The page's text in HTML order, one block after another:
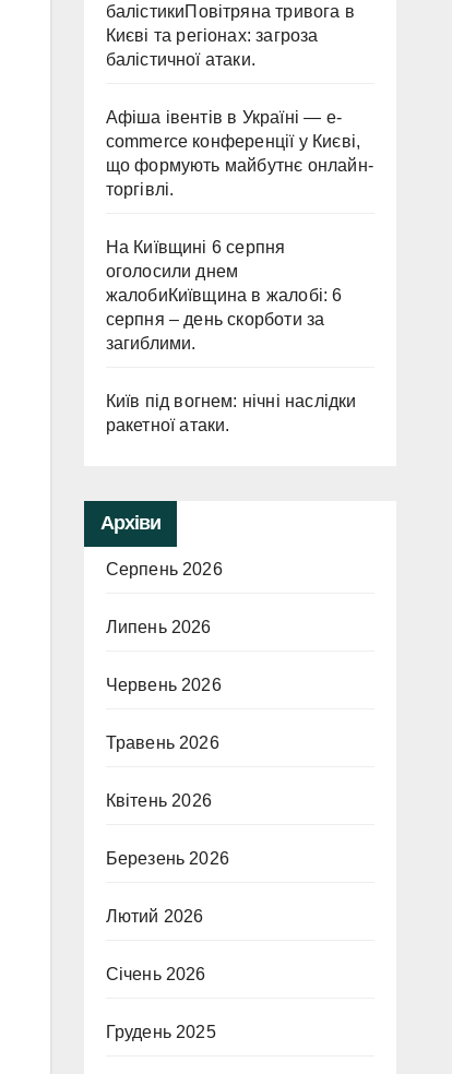
балістикиПовітряна тривога в
Києві та регіонах: загроза
балістичної атаки.
Афіша івентів в Україні — e-
commerce конференції у Києві,
що формують майбутнє онлайн-
торгівлі.
На Київщині 6 серпня
оголосили днем
жалобиКиївщина в жалобі: 6
серпня – день скорботи за
загиблими.
Київ під вогнем: нічні наслідки
ракетної атаки.
Архіви
Серпень 2026
Липень 2026
Червень 2026
Травень 2026
Квітень 2026
Березень 2026
Лютий 2026
Січень 2026
Грудень 2025